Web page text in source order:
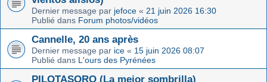
Dernier message par jefoce « 21 juin 2026 16:30
Publié dans Forum photos/vidéos
Cannelle, 20 ans après
Dernier message par ice « 15 juin 2026 08:07
Publié dans L'ours des Pyrénées
PILOTASORO (La mejor sombrilla)